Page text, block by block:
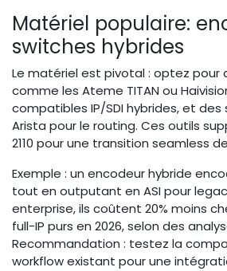
Matériel populaire:
switches hybrides
Le matériel est pivotal : optez pour
comme les Ateme TITAN ou
compatibles IP/SDI hybrides, et des
Arista pour le routing. Ces outils
2110 pour une transition seamless
Exemple : un encodeur hybride
tout en outputant en ASI pour
enterprise, ils coûtent 20% moins
full-IP purs en 2026, selon des
Recommandation : testez la
workflow existant pour une